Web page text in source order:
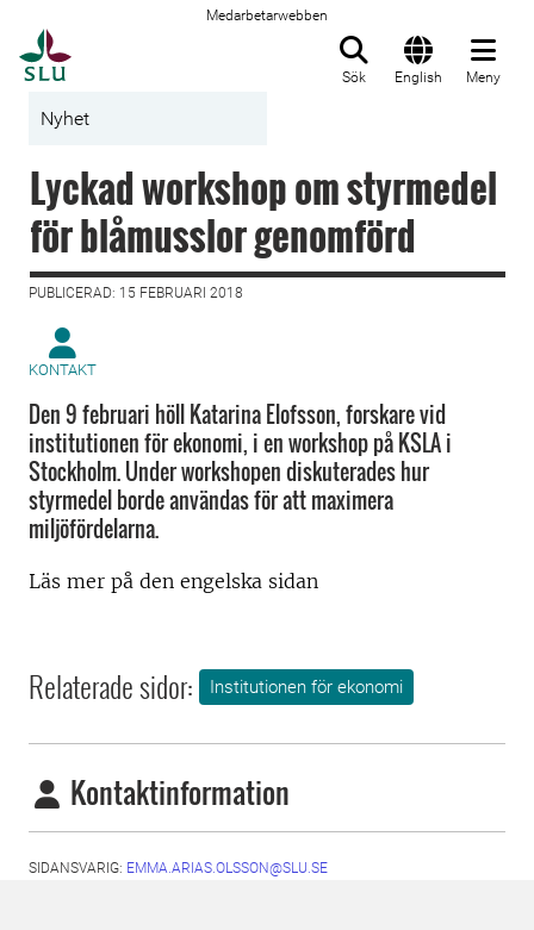
Medarbetarwebben
Sök English Meny
Nyhet
Lyckad workshop om styrmedel
för blåmusslor genomförd
PUBLICERAD: 15 FEBRUARI 2018
KONTAKT
Den 9 februari höll Katarina Elofsson, forskare vid
institutionen för ekonomi, i en workshop på KSLA i
Stockholm. Under workshopen diskuterades hur
styrmedel borde användas för att maximera
miljöfördelarna.
Läs mer på den engelska sidan
Relaterade sidor: Institutionen för ekonomi
Kontaktinformation
SIDANSVARIG: EMMA.ARIAS.OLSSON@SLU.SE